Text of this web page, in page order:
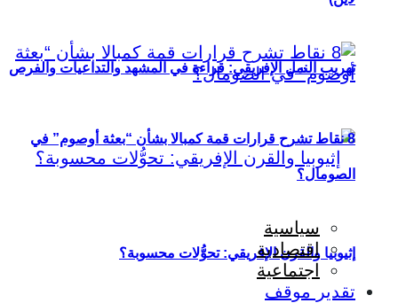
تهريب النمل الإفريقي: قراءة في المشهد والتداعيات والفرص
إثيوبيا والقرن الإفريقي: تحوُّلات محسوبة؟
8 نقاط تشرح قرارات قمة كمبالا بشأن “بعثة أوصوم” في
الصومال؟
سياسية
اقتصادية
اجتماعية
تقدير موقف